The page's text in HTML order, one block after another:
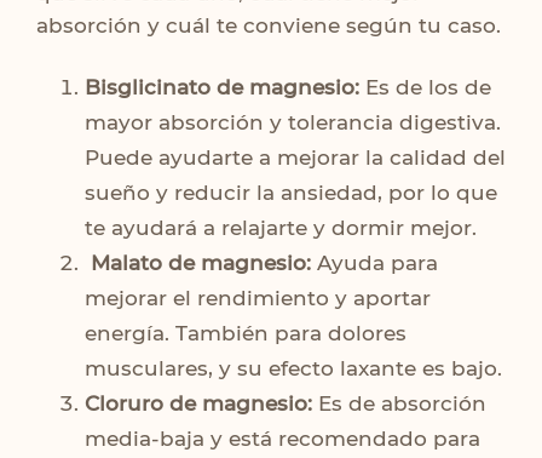
absorción y cuál te conviene según tu caso.
Bisglicinato de magnesio: Es de los de
mayor absorción y tolerancia digestiva.
Puede ayudarte a mejorar la calidad del
sueño y reducir la ansiedad, por lo que
te ayudará a relajarte y dormir mejor.
Malato de magnesio: Ayuda para
mejorar el rendimiento y aportar
energía. También para dolores
musculares, y su efecto laxante es bajo.
Cloruro de magnesio: Es de absorción
media-baja y está recomendado para